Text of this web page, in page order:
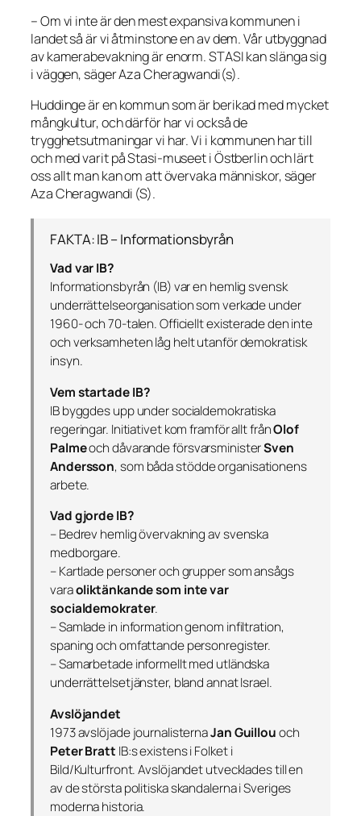
– Om vi inte är den mest expansiva kommunen i
landet så är vi åtminstone en av dem. Vår utbyggnad
av kamerabevakning är enorm. STASI kan slänga sig
i väggen, säger Aza Cheragwandi(s).
Huddinge är en kommun som är berikad med mycket
mångkultur, och därför har vi också de
trygghetsutmaningar vi har. Vi i kommunen har till
och med varit på Stasi-museet i Östberlin och lärt
oss allt man kan om att övervaka människor, säger
Aza Cheragwandi (S).
FAKTA: IB – Informationsbyrån
Vad var IB?
Informationsbyrån (IB) var en hemlig svensk
underrättelseorganisation som verkade under
1960- och 70-talen. Officiellt existerade den inte
och verksamheten låg helt utanför demokratisk
insyn.
Vem startade IB?
IB byggdes upp under socialdemokratiska
regeringar. Initiativet kom framför allt frånOlof
Palmeoch dåvarande försvarsministerSven
Andersson, som båda stödde organisationens
arbete.
Vad gjorde IB?
– Bedrev hemlig övervakning av svenska
medborgare.
– Kartlade personer och grupper som ansågs
varaoliktänkande som inte var
socialdemokrater.
– Samlade in information genom infiltration,
spaning och omfattande personregister.
– Samarbetade informellt med utländska
underrättelsetjänster, bland annat Israel.
Avslöjandet
1973 avslöjade journalisternaJan Guillouoch
Peter Bratt IB:s existens iFolket i
Bild/Kulturfront. Avslöjandet utvecklades till en
av de största politiska skandalerna i Sveriges
moderna historia.